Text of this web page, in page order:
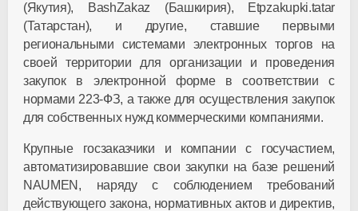
(Якутия), BashZakaz (Башкирия), Etpzakupki.tatar
(Татарстан), и другие, ставшие первыми
региональными системами электронных торгов на
своей территории для организации и проведения
закупок в электронной форме в соответствии с
нормами 223-ФЗ, а также для осуществления закупок
для собственных нужд коммерческими компаниями.
Крупные госзаказчики и компании с госучастием,
автоматизировавшие свои закупки на базе решений
NAUMEN , наряду с соблюдением требований
действующего закона, нормативных актов и директив,